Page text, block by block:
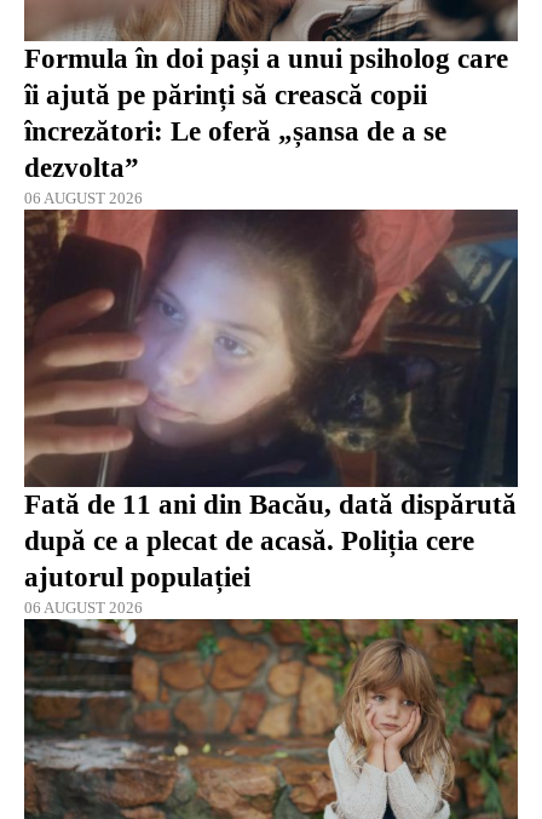
Formula în doi pași a unui psiholog care
îi ajută pe părinți să crească copii
încrezători: Le oferă „șansa de a se
dezvolta”
06 AUGUST 2026
Fată de 11 ani din Bacău, dată dispărută
după ce a plecat de acasă. Poliția cere
ajutorul populației
06 AUGUST 2026